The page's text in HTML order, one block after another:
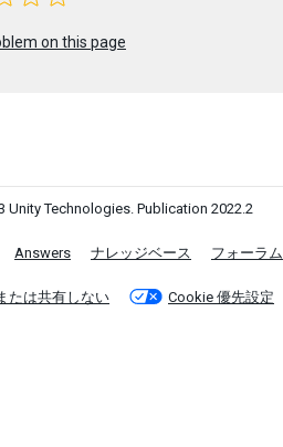
on this page
Unity Technologies. Publication 2022.2
Answers ナレッジベース フォーラム
たは共有しない Cookie 優先設定